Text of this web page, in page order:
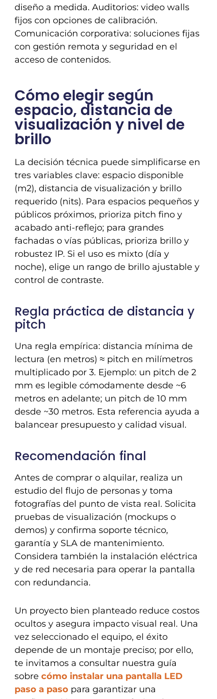
diseño a medida. Auditorios: video walls
fijos con opciones de calibración.
Comunicación corporativa: soluciones fijas
con gestión remota y seguridad en el
acceso de contenidos.
Cómo elegir según
espacio, distancia de
visualización y nivel de
brillo
La decisión técnica puede simplificarse en
tres variables clave: espacio disponible
(m2), distancia de visualización y brillo
requerido (nits). Para espacios pequeños y
públicos próximos, prioriza pitch fino y
acabado anti-reflejo; para grandes
fachadas o vías públicas, prioriza brillo y
robustez IP. Si el uso es mixto (día y
noche), elige un rango de brillo ajustable y
control de contraste.
Regla práctica de distancia y
pitch
Una regla empírica: distancia mínima de
lectura (en metros) ≈ pitch en milímetros
multiplicado por 3. Ejemplo: un pitch de 2
mm es legible cómodamente desde ~6
metros en adelante; un pitch de 10 mm
desde ~30 metros. Esta referencia ayuda a
balancear presupuesto y calidad visual.
Recomendación final
Antes de comprar o alquilar, realiza un
estudio del flujo de personas y toma
fotografías del punto de vista real. Solicita
pruebas de visualización (mockups o
demos) y confirma soporte técnico,
garantía y SLA de mantenimiento.
Considera también la instalación eléctrica
y de red necesaria para operar la pantalla
con redundancia.
Un proyecto bien planteado reduce costos
ocultos y asegura impacto visual real. Una
vez seleccionado el equipo, el éxito
depende de un montaje preciso; por ello,
te invitamos a consultar nuestra guía
sobre cómo instalar una pantalla LED
paso a paso para garantizar una